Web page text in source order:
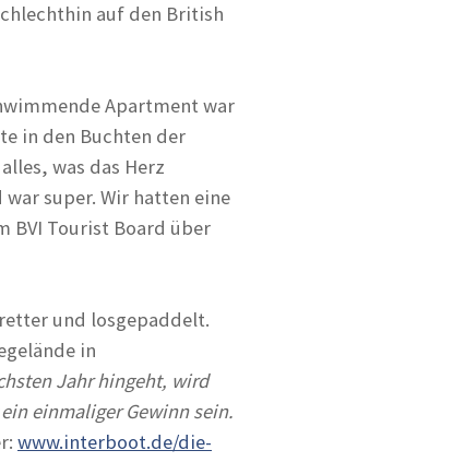
auf den British
Apartment war
in den Buchten der
was das Herz
super. Wir hatten eine
BVI Tourist Board über
und losgepaddelt.
in
Jahr hingeht, wird
einmaliger Gewinn sein.
www.interboot.de/die-